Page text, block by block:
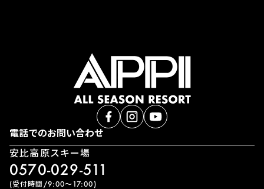
電話でのお問い合わせ
安比高原スキー場
0570-029-511
(受付時間/9:00〜17:00)